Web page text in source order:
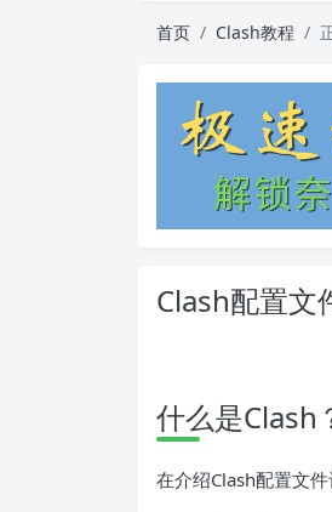
首页 Clash教程
Clash配置文
什么是Clash
在介绍Clash配置文